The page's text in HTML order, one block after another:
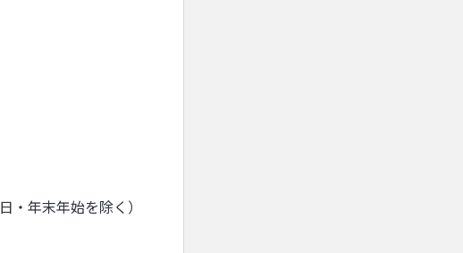
年末年始を除く）